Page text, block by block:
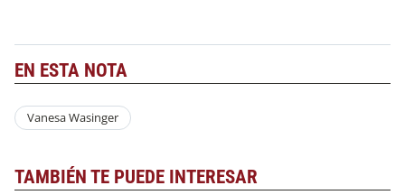
EN ESTA NOTA
Vanesa Wasinger
TAMBIÉN TE PUEDE INTERESAR